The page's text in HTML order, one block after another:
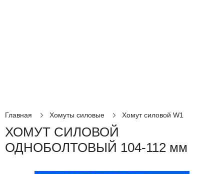
Главная Хомуты силовые Хомут силовой W1
ХОМУТ СИЛОВОЙ
ОДНОБОЛТОВЫЙ 104-112 мм